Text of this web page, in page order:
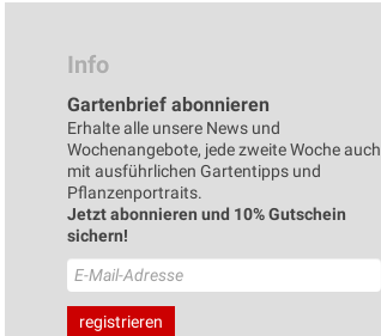
Info
Gartenbrief abonnieren
Erhalte alle unsere News und
Wochenangebote, jede zweite Woche auch
mit ausführlichen Gartentipps und
Pflanzenportraits.
Jetzt abonnieren und 10% Gutschein
sichern!